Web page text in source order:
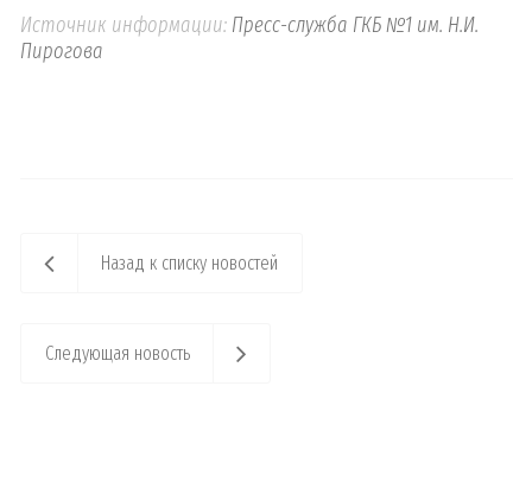
Источник информации: Пресс-служба ГКБ №1 им. Н.И.
Пирогова
Назад к списку новостей
Следующая новость